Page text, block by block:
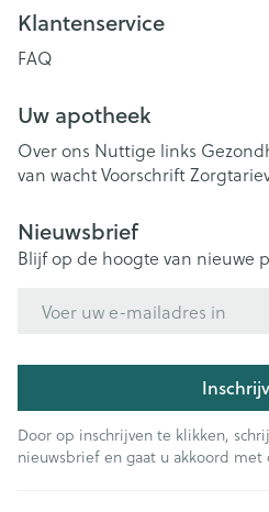
Klantenservice
FAQ
Uw apotheek
Over ons Nuttige links
van wachtVoorschrift
Nieuwsbrief
Blijf op de hoogte van nieuwe
Door op inschrijven te klikken,
nieuwsbrief en gaat u akkoord met